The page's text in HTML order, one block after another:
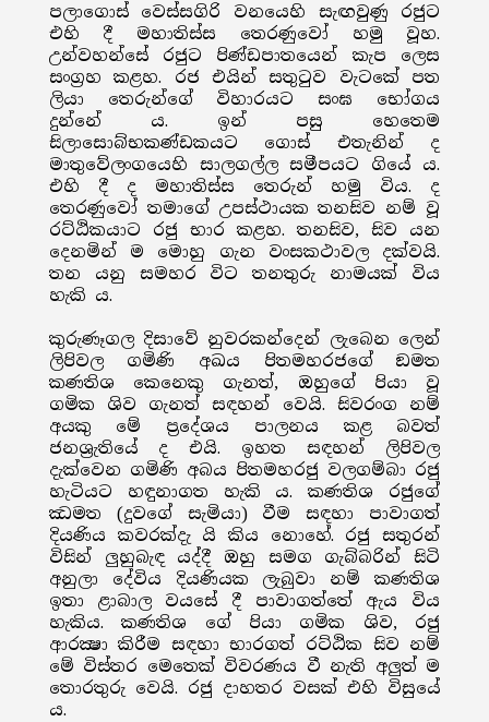
පලාගොස් වෙස්සගිරි වනයෙහි සැඟවුණු රජුට
එහි දී මහාතිස්ස තෙරණුවෝ හමු වූහ.
උන්වහන්සේ රජුට පිණ්ඩපාතයෙන් කැප ලෙස
සංග්‍රහ කළහ. රජ එයින් සතුටුව වැටකේ පත
ලියා තෙරුන්ගේ විහාරයට සංඝ භෝගය
දුන්නේ ය. ඉන් පසු හෙතෙම
සිලාසොබ්භකණ්ඩකයට ගොස් එතැනින් ද
මාතුවේලංගයෙහි සාලගල්ල සමීපයට ගියේ ය.
එහි දී ද මහාතිස්ස තෙරුන් හමු විය. ද
තෙරණුවෝ තමාගේ උපස්ථායක තනසිව නම් වූ
රට්ඨිකයාට රජු භාර කළහ. තනසිව, සිව යන
දෙනමින් ම මොහු ගැන වංසකථාවල දක්වයි.
තන යනු සමහර විට තනතුරු නාමයක් විය
හැකි ය.
කුරුණෑගල දිසාවේ නුවරකන්දෙන් ලැබෙන ලෙන්
ලිපිවල ගමිණි අඛය පිතමහරජගේ ඞමත
කණතිශ කෙනෙකු ගැනත්, ඔහුගේ පියා වූ
ගමික ශිව ගැනත් සඳහන් වෙයි. සිවරංග නම්
අයකු මේ ප්‍රදේශය පාලනය කළ බවත්
ජනශ්‍රැතියේ ද එයි. ඉහත සඳහන් ලිපිවල
දැක්වෙන ගමිණි අබය පිතමහරජු වලගම්බා රජු
හැටියට හඳුනාගත හැකි ය. කණතිශ රජුගේ
ඣමත (දුවගේ සැමියා) වීම සඳහා පාවාගත්
දියණිය කවරක්දැ යි කිය නොහේ. රජු සතුරන්
විසින් ලුහුබැඳ යද්දී ඔහු සමග ගැබ්බරින් සිටි
අනුලා දේවිය දියණියක ලැබුවා නම් කණතිශ
ඉතා ළාබාල වයසේ දී පාවාගත්තේ ඇය විය
හැකිය. කණතිශ ගේ පියා ගමික ශිව, රජු
ආරක්‍ෂා කිරීම සඳහා භාරගත් රට්ඨික සිව නම්
මේ විස්තර මෙතෙක් විවරණය වී නැති අලුත් ම
තොරතුරු වෙයි. රජු දාහතර වසක් එහි විසුයේ
ය.